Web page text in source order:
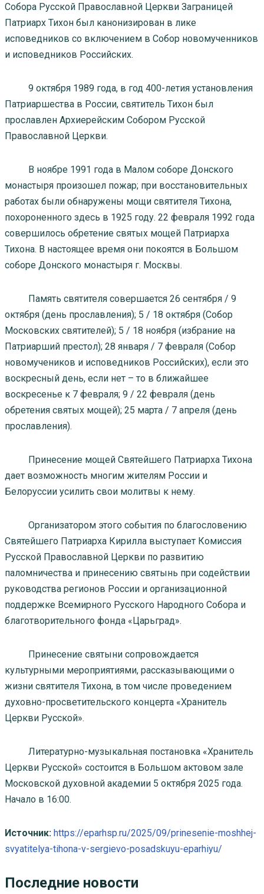
Собора Русской Православной Церкви Заграницей
Патриарх Тихон был канонизирован в лике
исповедников со включением в Собор новомученников
и исповедников Российских.
9 октября 1989 года, в год 400-летия установления
Патриаршества в России, святитель Тихон был
прославлен Архиерейским Собором Русской
Православной Церкви.
В ноябре 1991 года в Малом соборе Донского
монастыря произошел пожар; при восстановительных
работах были обнаружены мощи святителя Тихона,
похороненного здесь в 1925 году. 22 февраля 1992 года
совершилось обретение святых мощей Патриарха
Тихона. В настоящее время они покоятся в Большом
соборе Донского монастыря г. Москвы.
Память святителя совершается 26 сентября / 9
октября (день прославления); 5 / 18 октября (Собор
Московских святителей); 5 / 18 ноября (избрание на
Патриарший престол); 28 января / 7 февраля (Собор
новомучеников и исповедников Российских), если это
воскресный день, если нет – то в ближайшее
воскресенье к 7 февраля; 9 / 22 февраля (день
обретения святых мощей); 25 марта / 7 апреля (день
прославления).
Принесение мощей Святейшего Патриарха Тихона
дает возможность многим жителям России и
Белоруссии усилить свои молитвы к нему.
Организатором этого события по благословению
Святейшего Патриарха Кирилла выступает Комиссия
Русской Православной Церкви по развитию
паломничества и принесению святынь при содействии
руководства регионов России и организационной
поддержке Всемирного Русского Народного Собора и
благотворительного фонда «Царьград».
Принесение святыни сопровождается
культурными мероприятиями, рассказывающими о
жизни святителя Тихона, в том числе проведением
духовно-просветительского концерта «Хранитель
Церкви Русской».
Литературно-музыкальная постановка «Хранитель
Церкви Русской» состоится в Большом актовом зале
Московской духовной академии 5 октября 2025 года.
Начало в 16:00.
Источник: https://eparhsp.ru/2025/09/prinesenie-moshhej-
svyatitelya-tihona-v-sergievo-posadskuyu-eparhiyu/
Последние новости